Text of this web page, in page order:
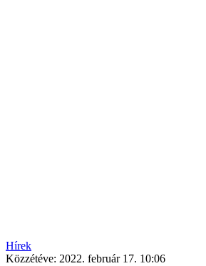
Hírek
Közzétéve: 2022. február 17. 10:06